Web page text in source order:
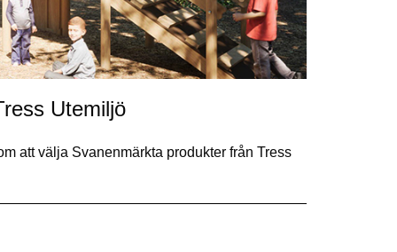
Utemiljö
att välja Svanenmärkta produkter från Tress